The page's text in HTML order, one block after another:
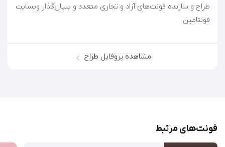
طراح و سازنده فونت‌های آزاد و تجاری متعدد و بنیان‌گذار وبسایت
فونتامین
مشاهده پروفایل طراح
فونت‌‌های مرتبط